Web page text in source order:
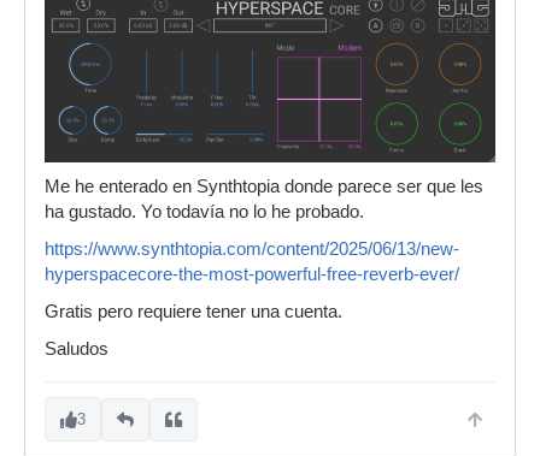
Me he enterado en Synthtopia donde parece ser que les
ha gustado. Yo todavía no lo he probado.
https://www.synthtopia.com/content/2025/06/13/new-
hyperspacecore-the-most-powerful-free-reverb-ever/
Gratis pero requiere tener una cuenta.
Saludos
3